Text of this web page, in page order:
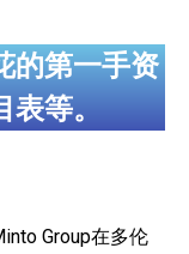
的第一手资
表等。
Group在多伦